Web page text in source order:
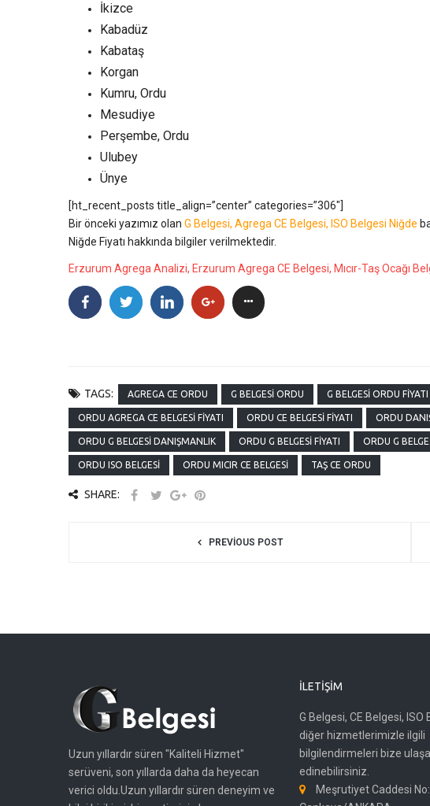
İkizce
Kabadüz
Kabataş
Korgan
Kumru, Ordu
Mesudiye
Perşembe, Ordu
Ulubey
Ünye
[ht_recent_posts title_align=”center” categories=”306″]
Bir önceki yazımız olan G Belgesi, Agrega CE Belgesi, ISO Belgesi Niğde
Niğde Fiyatı hakkında bilgiler verilmektedir.
Erzurum Agrega Analizi, Erzurum Agrega CE Belgesi, Mıcır-Taş Ocağı
TAGS: AGREGA CE ORDU G BELGESI ORDU G BELGESI ORDU FIYATI
ORDU AGREGA CE BELGESI FIYATI ORDU CE BELGESI FIYATI ORDU
ORDU G BELGESI DANIŞMANLIK ORDU G BELGESI FIYATI ORDU G
ORDU ISO BELGESI ORDU MICIR CE BELGESI TAŞ CE ORDU
SHARE:
PREVIOUS POST
Uzun yıllardır süren "Kaliteli Hizmet"
serüveni, son yıllarda daha da heyecan
verici oldu.Uzun yıllardır süren deneyim ve
İLETIŞIM
G Belgesi, CE Belgesi, ISO
diğer hizmetlerimizle ilgili
bilgilendirmeleri bize
edinebilirsiniz.
Meşrutiyet Caddesi No: